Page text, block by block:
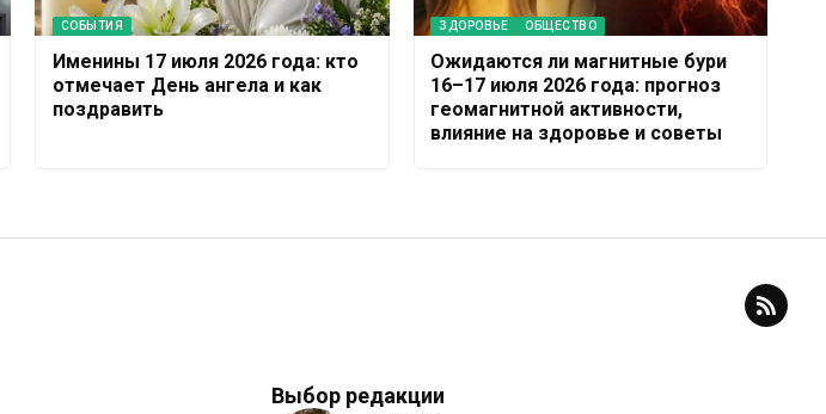
СОБЫТИЯ
Именины 17 июля 2026 года: кто
отмечает День ангела и как
поздравить
ЗДОРОВЬЕ ОБЩЕСТВО
Ожидаются ли магнитные бури
16–17 июля 2026 года: прогноз
геомагнитной активности,
влияние на здоровье и советы
Выбор редакции